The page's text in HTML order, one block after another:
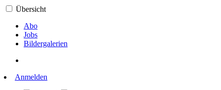
Übersicht
Abo
Jobs
Bildergalerien
Anmelden